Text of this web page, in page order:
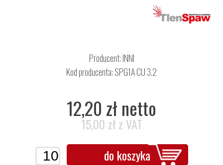
Producent:INNI
Kod producenta: SPG1A CU 3.2
12,20 zł netto
15,00 zł z VAT
do koszyka